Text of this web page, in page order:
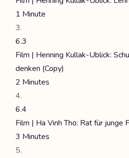
1 Minute
6.3
Film | Henning Kullak-Ublick:
denken (Copy)
2 Minutes
6.4
Film | Ha Vinh Tho: Rat für junge
3 Minutes